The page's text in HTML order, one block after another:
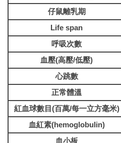
校外人員教育訓練技術服務
台灣小鼠診所與動物設施聯盟
高階儀器
『論文致謝』格式
相關網站
活動照片
仔鼠離乳期
Life span
呼吸次數
血壓(高壓/低壓)
心跳數
正常體溫
紅血球數目(百萬/每一立方毫米)
血紅素(hemoglobulin)
血小板